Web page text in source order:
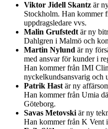
Viktor Jidell Skantz är
Stockholm. Han kommer
uppdragsledare vvs.
Malin Grufstedt är ny
Dahlgren i Malmö och
Martin Nylund är ny
med ansvar för kunder i
Han kommer från IMI
nyckelkundsansvarig och
Patrik Hast är ny
Han kommer från Umia
Göteborg.
Savas Metovski är ny
Han kommer från K Vent